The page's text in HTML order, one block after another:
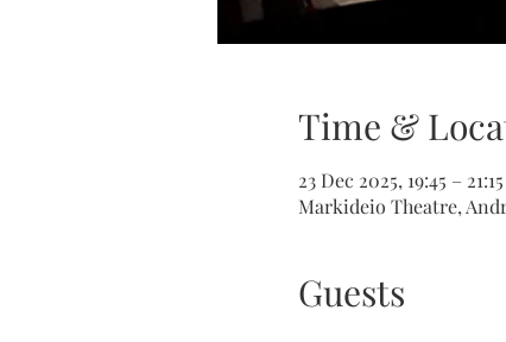
Time &
23 Dec 2025, 19:45 – 21:15
Markideio Theatre,
Guests